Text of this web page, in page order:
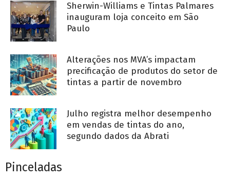
Sherwin-Williams e Tintas Palmares
inauguram loja conceito em São
Paulo
Alterações nos MVA’s impactam
precificação de produtos do setor de
tintas a partir de novembro
Julho registra melhor desempenho
em vendas de tintas do ano,
segundo dados da Abrati
Pinceladas